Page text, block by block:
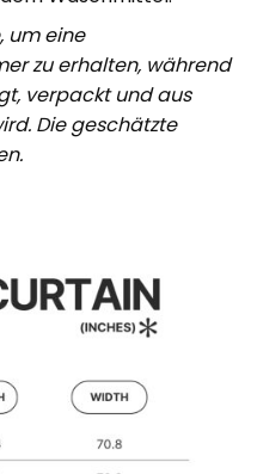
um eine
zu erhalten, während
verpackt und aus
Die geschätzte